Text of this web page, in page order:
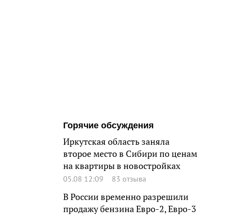
Горячие обсуждения
Иркутская область заняла
второе место в Сибири по ценам
на квартиры в новостройках
05.08 12:09 83 отзыва
В России временно разрешили
продажу бензина Евро-2, Евро-3